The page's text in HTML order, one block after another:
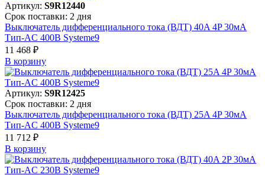
Артикул: S9R12440
Срок поставки: 2 дня
Выключатель дифференциального тока (ВДТ) 40A 4P 30мА
Тип-AC 400В Systeme9
11 468 ₽
В корзинy
Артикул: S9R12425
Срок поставки: 2 дня
Выключатель дифференциального тока (ВДТ) 25A 4P 30мА
Тип-AC 400В Systeme9
11 712 ₽
В корзинy